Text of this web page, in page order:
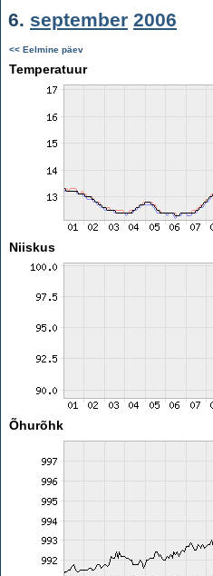
6. september 2006
<< Eelmine päev
Temperatuur
Niiskus
Õhurõhk